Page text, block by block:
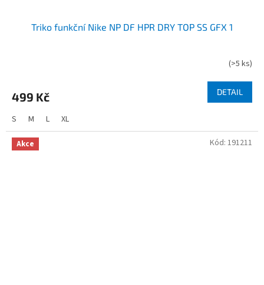
Triko funkční Nike NP DF HPR DRY TOP SS GFX 1
(>5 ks)
499 Kč DETAIL
S M L XL
Akce Kód: 191211